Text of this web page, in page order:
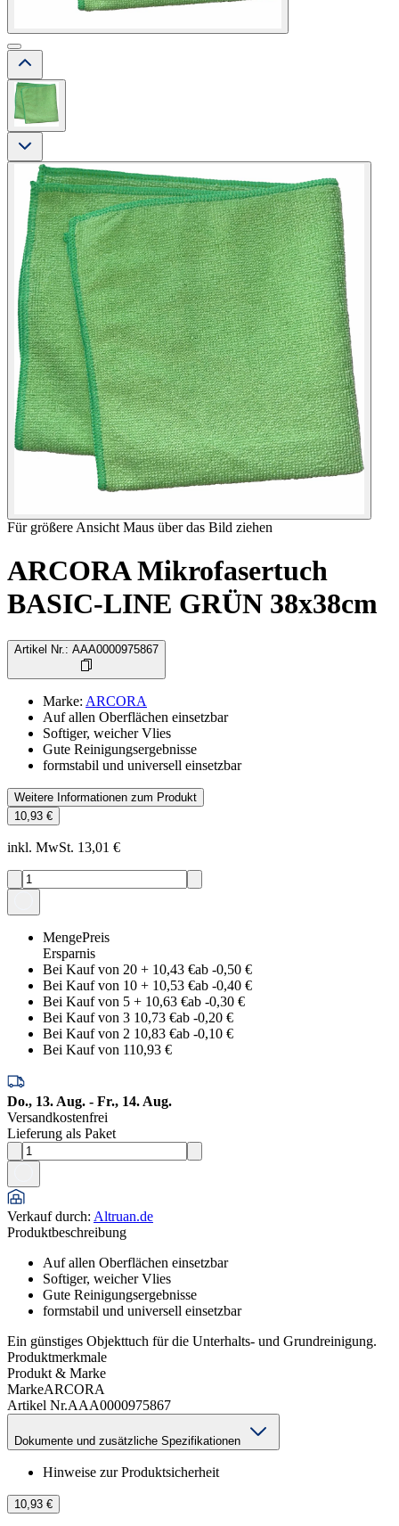
Für größere Ansicht Maus über das Bild ziehen
ARCORA Mikrofasertuch
BASIC-LINE GRÜN 38x38cm
Artikel Nr. : AAA0000975867
Marke: ARCORA
Auf allen Oberflächen einsetzbar
Softiger, weicher Vlies
Gute Reinigungsergebnisse
formstabil und universell einsetzbar
Weitere Informationen zum Produkt
10,93 €
inkl. MwSt. 13,01 €
MengePreis
Ersparnis
Bei Kauf von 20 + 10,43 €ab -0,50 €
Bei Kauf von 10 + 10,53 €ab -0,40 €
Bei Kauf von 5 + 10,63 €ab -0,30 €
Bei Kauf von 3 10,73 €ab -0,20 €
Bei Kauf von 2 10,83 €ab -0,10 €
Bei Kauf von 110,93 €
Do., 13. Aug. - Fr., 14. Aug.
Versandkostenfrei
Lieferung als Paket
Verkauf durch: Altruan.de
Produktbeschreibung
Auf allen Oberflächen einsetzbar
Softiger, weicher Vlies
Gute Reinigungsergebnisse
formstabil und universell einsetzbar
Ein günstiges Objekttuch für die Unterhalts- und Grundreinigung.
Produktmerkmale
Produkt & Marke
MarkeARCORA
Artikel Nr.AAA0000975867
Dokumente und zusätzliche Spezifikationen
Hinweise zur Produktsicherheit
10,93 €